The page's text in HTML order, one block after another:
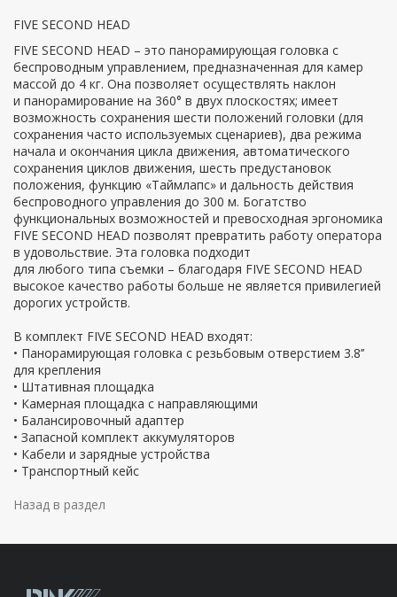
FIVE SECOND HEAD
FIVE SECOND HEAD – это панорамирующая головка с
беспроводным управлением, предназначенная для камер
массой до 4 кг. Она позволяет осуществлять наклон
и панорамирование на 360° в двух плоскостях; имеет
возможность сохранения шести положений головки (для
сохранения часто используемых сценариев), два режима
начала и окончания цикла движения, автоматического
сохранения циклов движения, шесть предустановок
положения, функцию «Таймлапс» и дальность действия
беспроводного управления до 300 м. Богатство
функциональных возможностей и превосходная эргономика
FIVE SECOND HEAD позволят превратить работу оператора
в удовольствие. Эта головка подходит
для любого типа съемки – благодаря FIVE SECOND HEAD
высокое качество работы больше не является привилегией
дорогих устройств.
В комплект FIVE SECOND HEAD входят:
• Панорамирующая головка с резьбовым отверстием 3.8’’
для крепления
• Штативная площадка
• Камерная площадка с направляющими
• Балансировочный адаптер
• Запасной комплект аккумуляторов
• Кабели и зарядные устройства
• Транспортный кейс
Назад в раздел